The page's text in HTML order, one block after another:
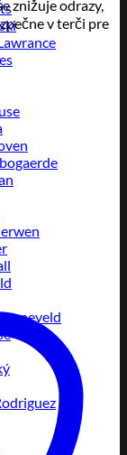
znižuje odrazy,
v terči pre